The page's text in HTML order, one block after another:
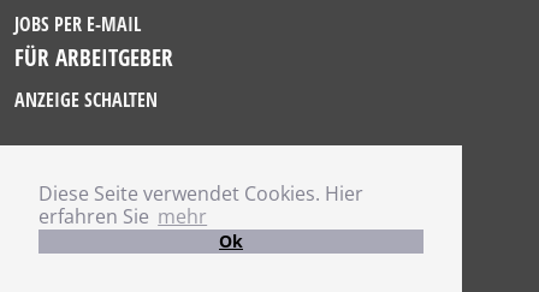
Diese Seite verwendet Cookies. Hier
erfahren Sie mehr
Ok
JOBS PER E-MAIL
FÜR ARBEITGEBER
ANZEIGE SCHALTEN
IMPRESSUM
DATENSCHUTZ